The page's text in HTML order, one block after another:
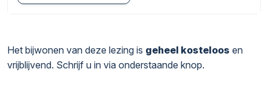
Het bijwonen van deze lezing is geheel kosteloos en
vrijblijvend. Schrijf u in via onderstaande knop.